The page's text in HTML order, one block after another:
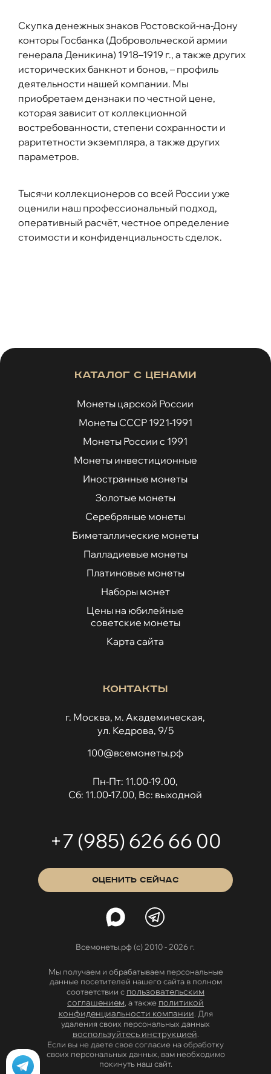
Скупка денежных знаков Ростовской-на-Дону
конторы Госбанка (Добровольческой армии
генерала Деникина) 1918–1919 г., а также других
исторических банкнот и бонов, – профиль
деятельности нашей компании. Мы
приобретаем дензнаки по честной цене,
которая зависит от коллекционной
востребованности, степени сохранности и
раритетности экземпляра, а также других
параметров.
Тысячи коллекционеров со всей России уже
оценили наш профессиональный подход,
оперативный расчёт, честное определение
стоимости и конфиденциальность сделок.
Каталог с ценами
Монеты царской России
Монеты СССР 1921-1991
Монеты России с 1991
Монеты инвестиционные
Иностранные монеты
Золотые монеты
Серебряные монеты
Биметаллические монеты
Палладиевые монеты
Платиновые монеты
Наборы монет
Цены на юбилейные
советские монеты
Карта сайта
Контакты
г. Москва, м. Академическая,
ул. Кедрова, 9/5
100@всемонеты.рф
Пн-Пт: 11.00-19.00,
Сб: 11.00-17.00, Вс: выходной
+7 (985) 626 66 00
ОЦЕНИТЬ СЕЙЧАС
Всемонеты.рф (с) 2010 - 2026 г.
Мы получаем и обрабатываем персональные
данные посетителей нашего сайта в полном
соответствии с пользовательским
соглашением, а также политикой
конфиденциальности компании. Для
удаления своих персональных данных
воспользуйтесь инструкцией.
Если вы не даете свое согласие на обработку
своих персональных данных, вам необходимо
покинуть наш сайт.